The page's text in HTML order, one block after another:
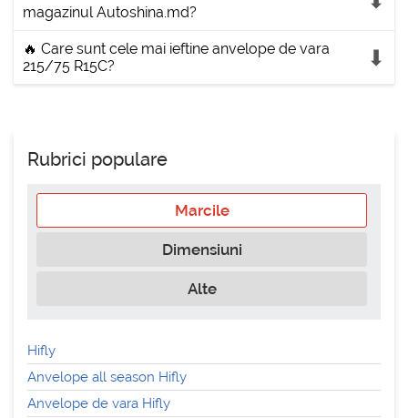
magazinul Autoshina.md?
🔥 Care sunt cele mai ieftine anvelope de vara
215/75 R15C?
Rubrici populare
Marcile
Dimensiuni
Alte
Hifly
Anvelope all season Hifly
Anvelope de vara Hifly